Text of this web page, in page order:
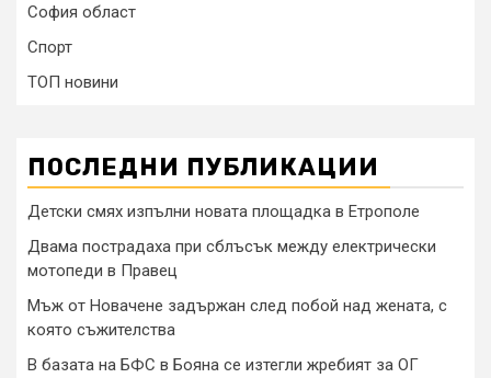
София област
Спорт
ТОП новини
ПОСЛЕДНИ ПУБЛИКАЦИИ
Детски смях изпълни новата площадка в Етрополе
Двама пострадаха при сблъсък между електрически
мотопеди в Правец
Мъж от Новачене задържан след побой над жената, с
която съжителства
В базата на БФС в Бояна се изтегли жребият за ОГ